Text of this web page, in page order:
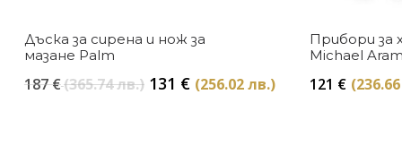
Дъска за сирена и нож за
мазане Palm
187€(365.74 лв.) Original
131 € (256.02 лв.)Текущата
Прибори за
Michael
121 €